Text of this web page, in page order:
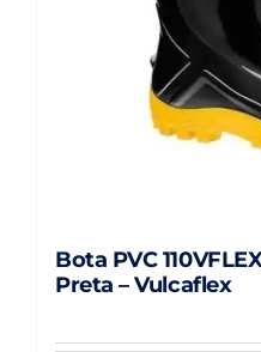
na
página
do
produto
Bota PVC
Preta – Vulcaflex